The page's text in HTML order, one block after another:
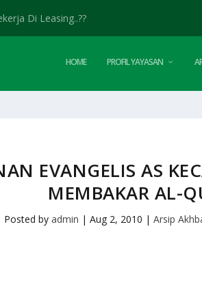
Di Leasing..??
HOME PROFIL YAYASAN
EVANGELIS AS
MEMBAKAR AL-
Posted byadmin |Aug 2, 2010 |Arsip